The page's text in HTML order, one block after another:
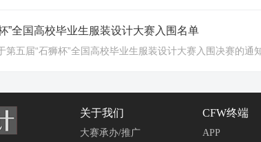
”全国高校毕业生服装设计大赛入围名单
第五届“石狮杯”全国高校毕业生服装设计大赛入围决赛的通知
关于我们
大赛承办/推广
CFW终端
APP